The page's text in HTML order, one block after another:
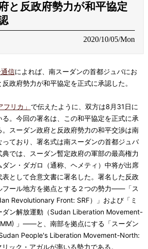
と反政府勢力が和平協定
2020/10/05/Mon
信によれば、南スーダンの首都ジュバにお
政府勢力が和平協定を正式に承認した。
リカ」 で伝えたように、双方は8月31日に
。今回の署名は、この和平協定を正式に承
スーダン政府と反政府勢力の和平交渉は南
っており、署名式は南スーダンの首都ジュバ
では、スーダン暫定政府の軍部の最高権力
ン・ダガロ（通称、ヘメティ）中将が出席
表として合意文書に署名した。署名した反政
フール地方を拠点とする２つの勢力――「ス
Revolutionary Front: SRF）」および「ミ
ダン解放運動（Sudan Liberation Movement-
」――と、南部を拠点にする「スーダン
People's Liberation Movement-North:
ック・アガルが率いる勢力である。